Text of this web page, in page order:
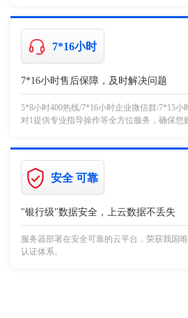
7*16小时
7*16小时售后保障，及时解决问题
5*8小时400热线/7*16小时企业微信群/7*15
对1提供专业指导操作等全方位服务，确保您
安全 可靠
"银行级"数据安全，上云数据不丢失
服务器部署在安全可靠的云平台，荣获我国
认证体系。